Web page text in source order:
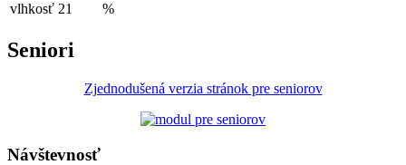
vlhkosť 21 %
Seniori
Zjednodušená verzia stránok pre seniorov
Návštevnosť